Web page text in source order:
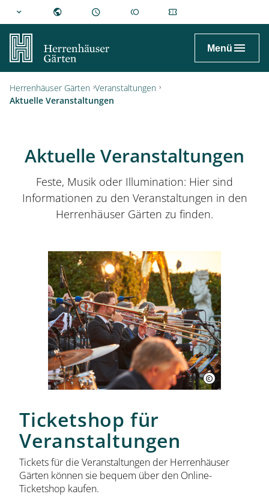
Menü
hannover.de
Herrenhäuser Gärten Veranstaltungen
Aktuelle Veranstaltungen
Aktuelle Veranstaltungen
Feste, Musik oder Illumination: Hier sind
Informationen zu den Veranstaltungen in den
Herrenhäuser Gärten zu finden.
Ticketshop für
Veranstaltungen
Tickets für die Veranstaltungen der Herrenhäuser
Gärten können sie bequem über den Online-
Ticketshop kaufen.